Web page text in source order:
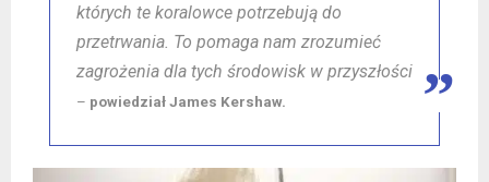
których te koralowce potrzebują do
przetrwania. To pomaga nam zrozumieć
zagrożenia dla tych środowisk w przyszłości
– powiedział James Kershaw.